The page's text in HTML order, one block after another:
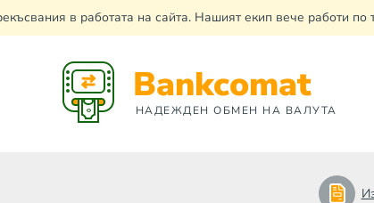
в работата на сайта. Нашият екип вече работи
Bankcomat
НАДЕЖДЕН ОБМЕН НА ВАЛУТА